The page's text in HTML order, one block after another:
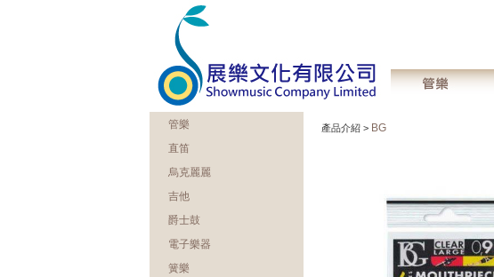
管樂
直笛
烏克麗麗
吉他
爵士鼓
電子樂器
簧樂
產品介紹 > BG